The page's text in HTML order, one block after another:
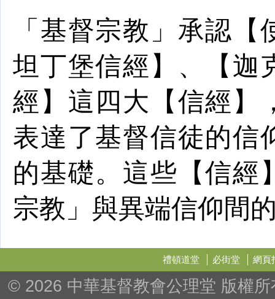
「基督宗教」承認
坦丁堡信經】、【迦
經】這四大【信經】
表達了基督信徒的信
的基礎。這些【信經
宗教」與異端信仰間
禮頓道堂 必街堂 網頁
© 2026 中華基督教會公理堂 版權